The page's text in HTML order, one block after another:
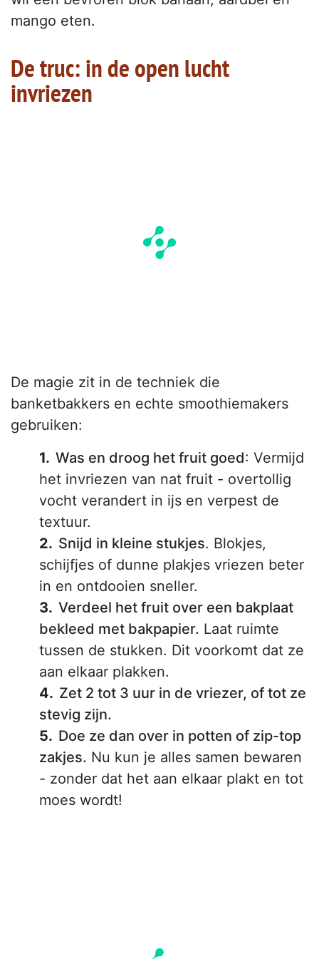
mango eten.
De truc: in de open lucht
invriezen
De magie zit in de techniek die
banketbakkers en echte smoothiemakers
gebruiken:
Was en droog het fruit goed: Vermijd
het invriezen van nat fruit - overtollig
vocht verandert in ijs en verpest de
textuur.
Snijd in kleine stukjes. Blokjes,
schijfjes of dunne plakjes vriezen beter
in en ontdooien sneller.
Verdeel het fruit over een bakplaat
bekleed met bakpapier. Laat ruimte
tussen de stukken. Dit voorkomt dat ze
aan elkaar plakken.
Zet 2 tot 3 uur in de vriezer, of tot ze
stevig zijn.
Doe ze dan over in potten of zip-top
zakjes. Nu kun je alles samen bewaren
- zonder dat het aan elkaar plakt en tot
moes wordt!